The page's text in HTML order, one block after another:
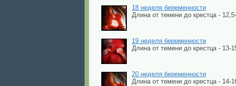
18 неделя беременности
Длина от темени до крестца -
19 неделя беременности
Длина от темени до крестца -
20 неделя беременности
Длина от темени до крестца -